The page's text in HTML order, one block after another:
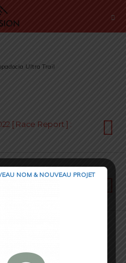
Ultra Trail
[ Race Report ] :
NOM & NOUVEAU PROJET